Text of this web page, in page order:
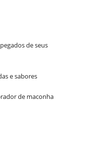
de seus
e sabores
de maconha